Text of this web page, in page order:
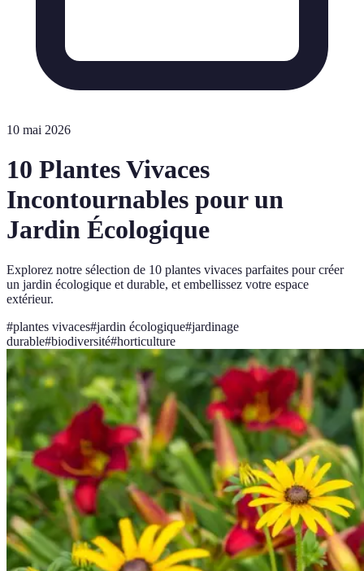
10 mai 2026
10 Plantes Vivaces
Incontournables pour un
Jardin Écologique
Explorez notre sélection de 10 plantes vivaces parfaites pour créer
un jardin écologique et durable, et embellissez votre espace
extérieur.
#plantes vivaces#jardin écologique#jardinage
durable#biodiversité#horticulture